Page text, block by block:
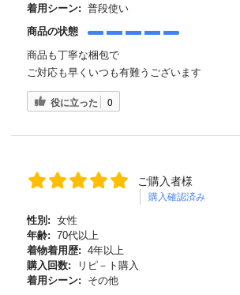
着用シーン: 普段使い
商品の状態
商品も丁寧な梱包で
ご対応も早くいつも有難うございます
役に立った 0
ご購入者様
購入確認済み
性別: 女性
年齢: 70代以上
着物着用歴: 4年以上
購入回数:
リピ－ト購入
着用シーン:
その他